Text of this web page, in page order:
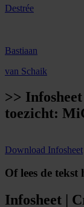
Destrée
Bastiaan
van Schaik
>>
toezicht:
Download Infosheet
Of lees de tekst
Infosheet |